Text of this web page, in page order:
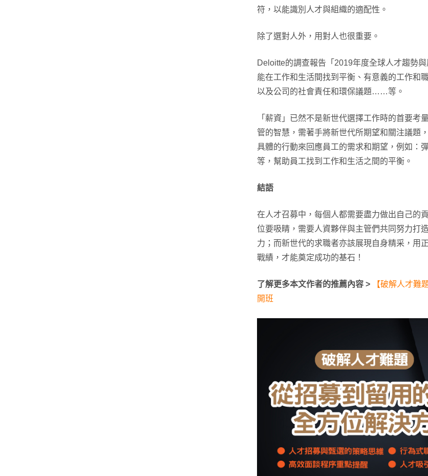
符，以能識別人才與組織的適配性。
除了選對人外，用對人也很重要。
Deloitte的調查報告「2019年度全球人才趨勢
能在工作和生活間找到平衡、有意義的工作和
以及公司的社會責任和環保議題……等。
「薪資」已然不是新世代選擇工作時的首要考
管的智慧，需著手將新世代所期望和關注議題
具體的行動來回應員工的需求和期望，例如
等，幫助員工找到工作和生活之間的平衡。
結語
在人才召募中，每個人都需要盡力做出自己的
位要吸睛，需要人資夥伴與主管們共同努力打
力；而新世代的求職者亦該展現自身精采，用
戰績，才能奠定成功的基石！
了解更多本文作者的推薦內容 >
【破解人才難
開班